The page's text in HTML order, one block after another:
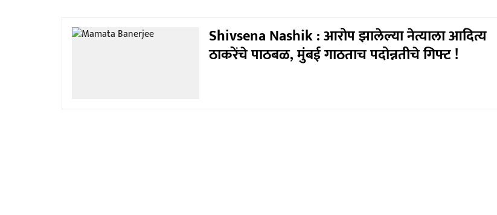
Shivsena Nashik : आरोप झालेल्या नेत्याला आदित्य
ठाकरेंचे पाठबळ, मुंबई गाठताच पदोन्नतीचे गिफ्ट !